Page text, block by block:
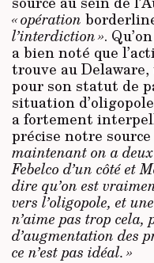
« opération
l’interdiction ».
a bien noté que
trouve au
pour son statut de
situation
a fortement
précise notre source
maintenant on a
Febelco d’un côté et
dire qu’on est
vers l’oligopole, et
n’aime pas trop cela,
d’augmentation des
ce n’est pas idéal. »